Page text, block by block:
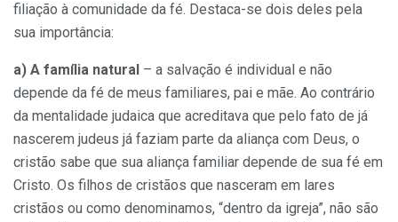
filiação à comunidade da fé. Destaca-se dois deles pela
sua importância:
a) A família natural – a salvação é individual e não
depende da fé de meus familiares, pai e mãe. Ao contrário
da mentalidade judaica que acreditava que pelo fato de já
nascerem judeus já faziam parte da aliança com Deus, o
cristão sabe que sua aliança familiar depende de sua fé em
Cristo. Os filhos de cristãos que nasceram em lares
cristãos ou como denominamos, “dentro da igreja”, não são